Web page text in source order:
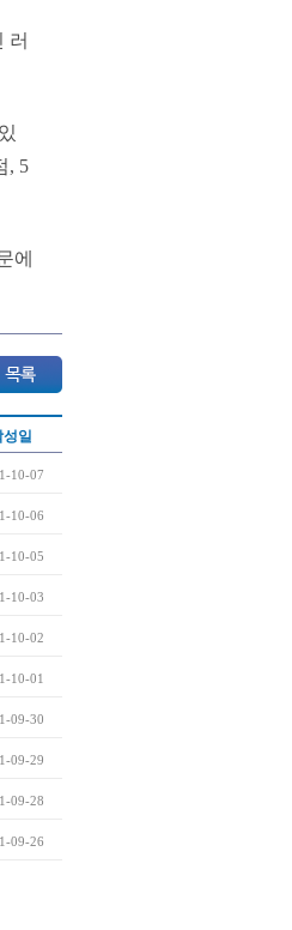
러
, 5
에
성일
10-07
10-06
10-05
10-03
10-02
10-01
09-30
09-29
09-28
09-26